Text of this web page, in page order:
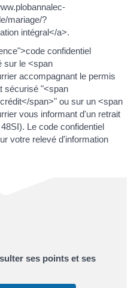
mariage/?
intégral</a>.
confidentiel
sur le <span
accompagnant le permis
sécurisé "<span
span>" ou sur un <span
vous informant d'un retrait
Le code confidentiel
votre relevé d'information
ses points et ses